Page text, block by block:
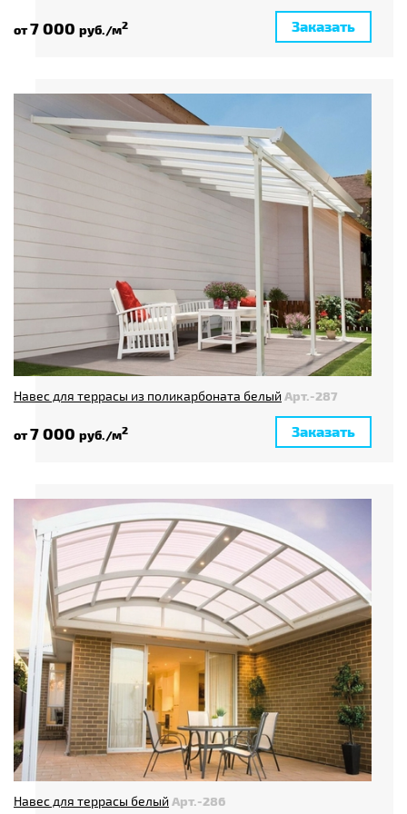
от7 000 руб./м2 Заказать
Навес для террасы из поликарбоната белыйАрт.-287
от7 000 руб./м2 Заказать
Навес для террасы белыйАрт.-286